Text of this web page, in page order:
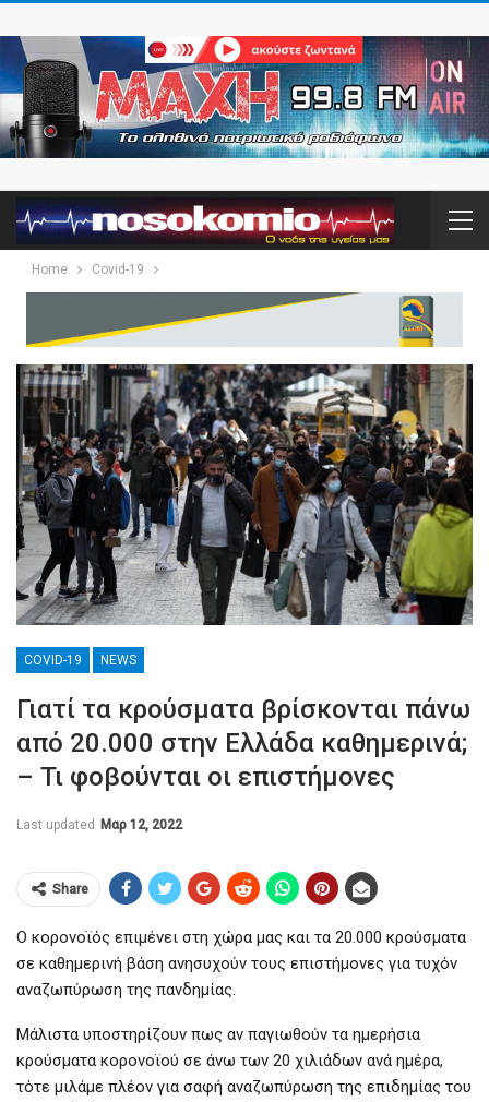
Home Covid-19
COVID-19 NEWS
Γιατί τα κρούσματα βρίσκονται πάνω
από 20.000 στην Ελλάδα καθημερινά;
– Τι φοβούνται οι επιστήμονες
Last updated Μαρ 12, 2022
Share
Ο κορονοϊός επιμένει στη χώρα μας και τα 20.000 κρούσματα
σε καθημερινή βάση ανησυχούν τους επιστήμονες για τυχόν
αναζωπύρωση της πανδημίας.
Μάλιστα υποστηρίζουν πως αν παγιωθούν τα ημερήσια
κρούσματα κορονοϊού σε άνω των 20 χιλιάδων ανά ημέρα,
τότε μιλάμε πλέον για σαφή αναζωπύρωση της επιδημίας του